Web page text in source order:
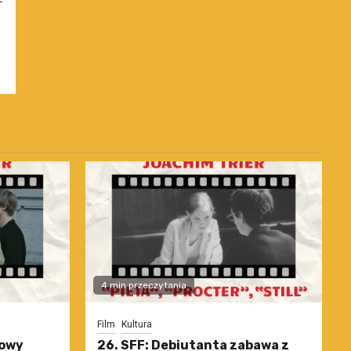
4 min przeczytania
Film Kultura
26. SFF: Debiutanta zabawa z